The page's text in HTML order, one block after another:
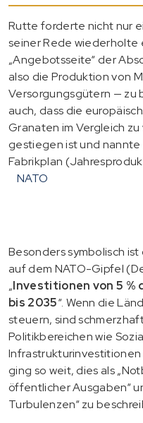
Rutte forderte nicht nur
seiner Rede wiederholte
„Angebotsseite“ der
also die Produktion von
Versorgungsgütern — zu
auch, dass die
Granaten im Vergleich
gestiegen ist und
Fabrikplan
NATO
Besonders symbolisch
auf dem NATO-Gipfel
„Investitionen von 5 %
bis 2035“. Wenn die
steuern, sind
Politikbereichen wie
ging so weit, dies als
öffentlicher Ausgaben“
Turbulenzen“ zu